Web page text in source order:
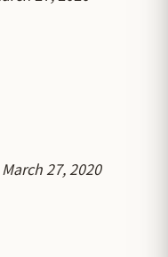
March 27, 2020